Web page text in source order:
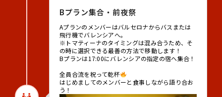
Bプラン集合・前夜祭
Aプランのメンバーはバルセロナからバスまたは
飛行機でバレンシアへ。
※トマティーナのタイミングは混み合うため、そ
の時に選択できる最善の方法で移動します！
Bプランは17:00にバレンシアの指定の宿へ集合！
全員合流を祝って乾杯
はじめましてのメンバーと食事しながら語り合お
う！